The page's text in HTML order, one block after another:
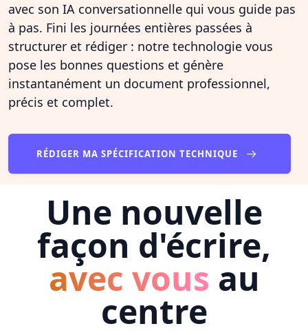
avec son IA conversationnelle qui vous guide pas
à pas. Fini les journées entières passées à
structurer et rédiger : notre technologie vous
pose les bonnes questions et génère
instantanément un document professionnel,
précis et complet.
RÉDIGER MA SPÉCIFICATION TECHNIQUE
Une nouvelle
façon d'écrire,
avec vous au
centre